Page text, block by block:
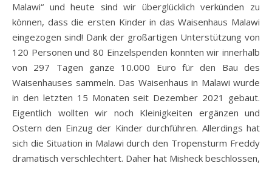
Malawi“ und heute sind wir überglücklich verkünden zu
können, dass die ersten Kinder in das Waisenhaus Malawi
eingezogen sind! Dank der großartigen Unterstützung von
120 Personen und 80 Einzelspenden konnten wir innerhalb
von 297 Tagen ganze 10.000 Euro für den Bau des
Waisenhauses sammeln. Das Waisenhaus in Malawi wurde
in den letzten 15 Monaten seit Dezember 2021 gebaut.
Eigentlich wollten wir noch Kleinigkeiten ergänzen und
Ostern den Einzug der Kinder durchführen. Allerdings hat
sich die Situation in Malawi durch den Tropensturm Freddy
dramatisch verschlechtert. Daher hat Misheck beschlossen,